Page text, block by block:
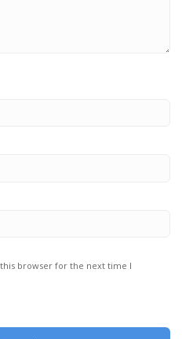
browser for the next time I